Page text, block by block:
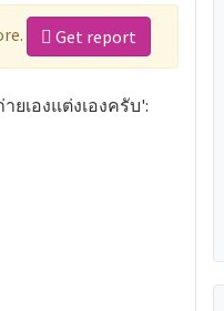
Get report
ายเองแต่งเองครับ':